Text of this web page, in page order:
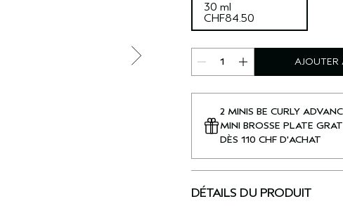
30 ml
CHF84.50
AJOUTER
2 MINIS BE CURLY
MINI BROSSE PLATE
DÈS 110 CHF D'ACHAT
DÉTAILS DU PRODUIT